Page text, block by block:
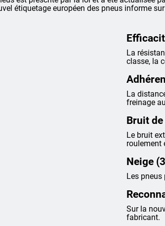
étiquetage européen des pneus informe
La
classe, la
La
freinage
Bruit
Le bruit
roulement
Neige
Les
Sur la
fabricant.